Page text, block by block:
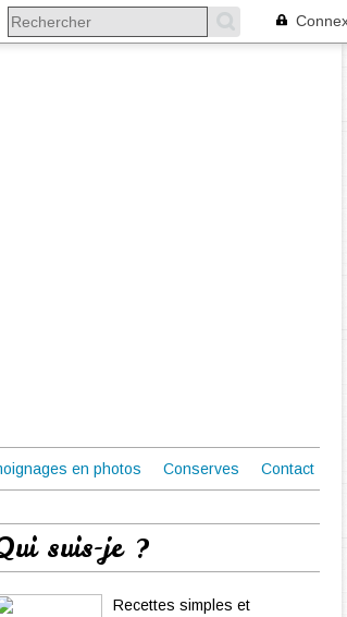
en photos Conserves Contact
suis-je ?
Recettes simples et